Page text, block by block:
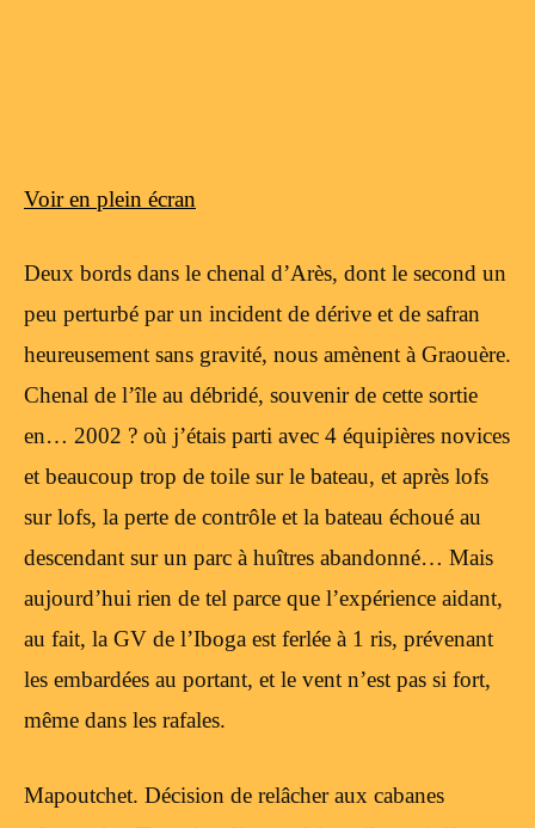
Voir en plein écran
Deux bords dans le chenal d’Arès, dont le second un
peu perturbé par un incident de dérive et de safran
heureusement sans gravité, nous amènent à Graouère.
Chenal de l’île au débridé, souvenir de cette sortie
en… 2002 ? où j’étais parti avec 4 équipières novices
et beaucoup trop de toile sur le bateau, et après lofs
sur lofs, la perte de contrôle et la bateau échoué au
descendant sur un parc à huîtres abandonné… Mais
aujourd’hui rien de tel parce que l’expérience aidant,
au fait, la GV de l’Iboga est ferlée à 1 ris, prévenant
les embardées au portant, et le vent n’est pas si fort,
même dans les rafales.
Mapoutchet. Décision de relâcher aux cabanes